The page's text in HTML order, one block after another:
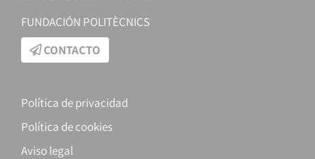
FUNDACIÓN POLITÈCNICS
CONTACTO
Política de privacidad
Política de cookies
Aviso legal